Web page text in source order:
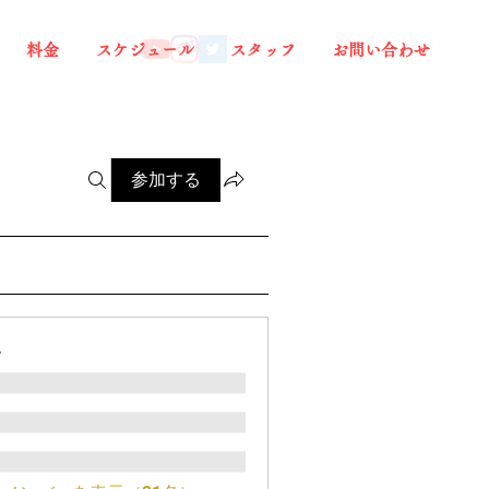
料金 スケジュール スタッフ お問い合わせ
参加する